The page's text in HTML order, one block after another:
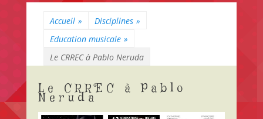
Accueil » Disciplines »
Education musicale »
Le CRREC à Pablo Neruda
Le CRREC à Pablo
Neruda